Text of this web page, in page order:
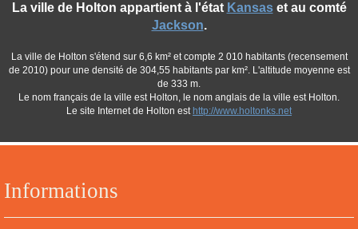
Informations
La ville de Holton appartient à l'état Kansaset au comté
Jackson.
La ville de Holton s'étend sur 6,6 km² et compte 2 010 habitants (recensement
de 2010) pour une densité de 304,55 habitants par km². L'altitude moyenne est
de 333 m.
Le nom français de la ville est Holton, le nom anglais de la ville est Holton.
Le site Internet de Holton est http://www.holtonks.net